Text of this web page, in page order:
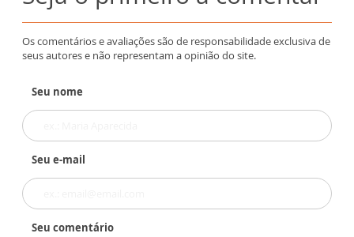
Os comentários e avaliações são de responsabilidade exclusiva de
seus autores e não representam a opinião do site.
Seu nome
Seu e-mail
Seu comentário